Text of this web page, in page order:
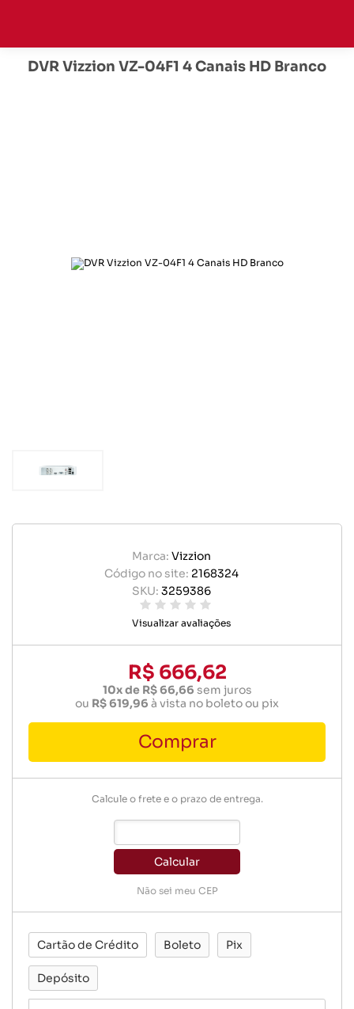
DVR Vizzion VZ-04F1 4 Canais HD Branco
Marca: Vizzion
Código no site: 2168324
SKU: 3259386
Visualizar avaliações
R$ 666,62
10x de R$ 66,66 sem juros
ou R$ 619,96 à vista no boleto ou pix
Comprar
Calcule o frete e o prazo de entrega.
Calcular
Não sei meu CEP
Cartão de Crédito Boleto Pix
Depósito